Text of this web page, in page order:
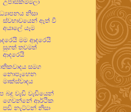
උපාසකම්මලා
නිසා
ස්වභාවයෙන් ඈත් වී
අයාලේ යෑම
මම ආදරෙයි
සුගත් තවමත්
ආදරෙයි
සමග
නොපෑහෙන
මාක්ස්වාදය
බදු වැඩි වැඩියෙන්
ගෙවන්නේ ආර්ථික
පඬි නැට්ටන් නිසා